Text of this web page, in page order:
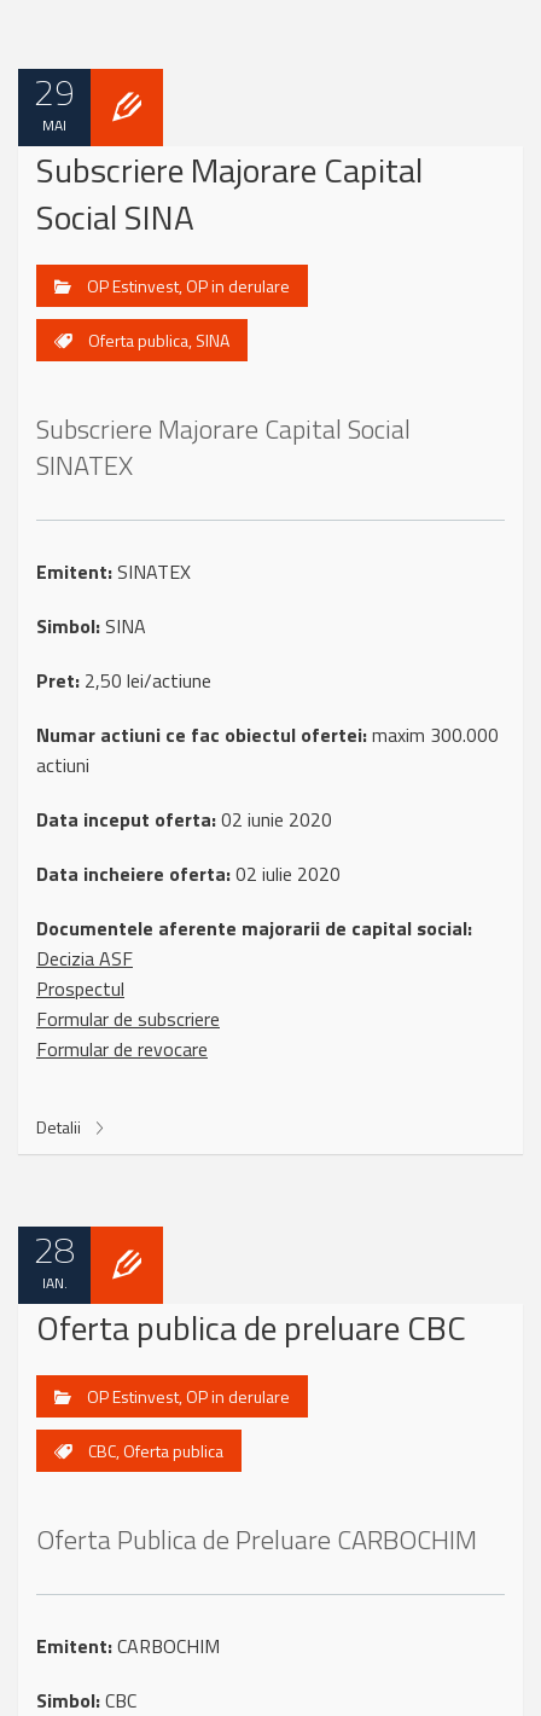
29
MAI
Subscriere Majorare Capital
Social SINA
OP Estinvest,OP in derulare
Oferta publica,SINA
Subscriere Majorare Capital Social
SINATEX
Emitent:SINATEX
Simbol:SINA
Pret: 2,50 lei/actiune
Numar actiuni ce fac obiectul ofertei:maxim 300.000
actiuni
Data inceput oferta:02 iunie 2020
Data incheiere oferta:02 iulie 2020
Documentele aferente majorarii de capital social:
Decizia ASF
Prospectul
Formular de subscriere
Formular de revocare
Detalii
28
IAN.
Oferta publica de preluare CBC
OP Estinvest,OP in derulare
CBC,Oferta publica
Oferta Publica de Preluare CARBOCHIM
Emitent:CARBOCHIM
Simbol:CBC